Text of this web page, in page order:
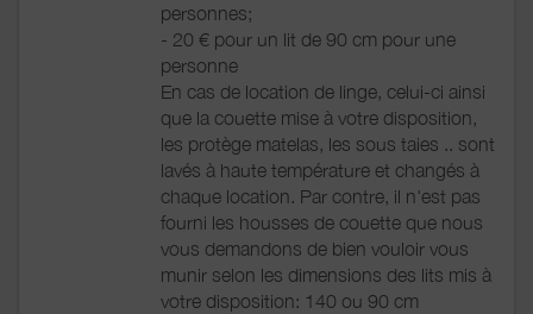
personnes;
- 20 € pour un lit de 90 cm pour une
personne
En cas de location de linge, celui-ci ainsi
que la couette mise à votre disposition,
les protège matelas, les sous taies .. sont
lavés à haute température et changés à
chaque location. Par contre, il n'est pas
fourni les housses de couette que nous
vous demandons de bien vouloir vous
munir selon les dimensions des lits mis à
votre disposition: 140 ou 90 cm